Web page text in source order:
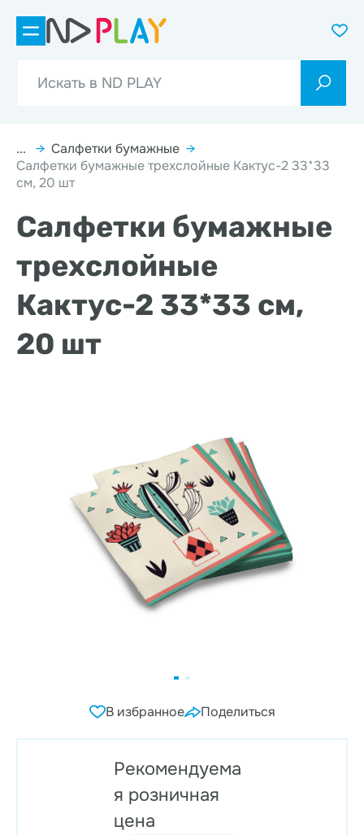
... → Салфетки бумажные →
Салфетки бумажные трехслойные Кактус-2 33*33
см, 20 шт
Салфетки бумажные
трехслойные
Кактус-2 33*33 см,
20 шт
В избранное Поделиться
Рекомендуема
я розничная
цена